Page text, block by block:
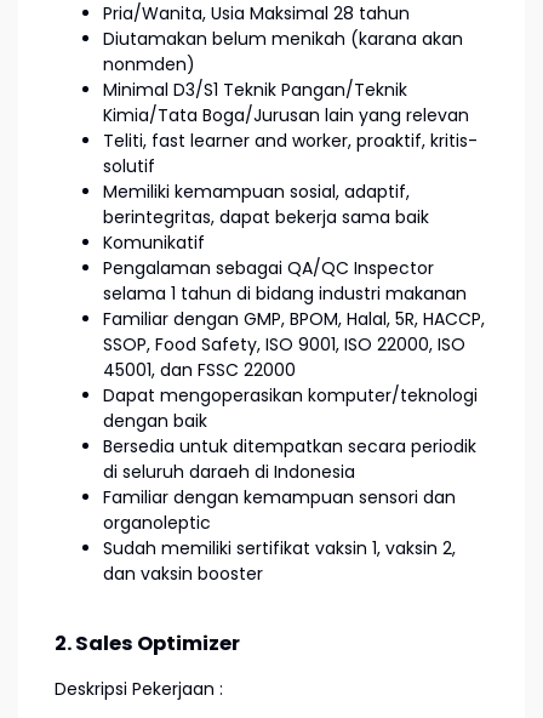
Pria/Wanita, Usia Maksimal 28 tahun
Diutamakan belum menikah (karana akan
nonmden)
Minimal D3/S1 Teknik Pangan/Teknik
Kimia/Tata Boga/Jurusan lain yang relevan
Teliti, fast learner and worker, proaktif, kritis-
solutif
Memiliki kemampuan sosial, adaptif,
berintegritas, dapat bekerja sama baik
Komunikatif
Pengalaman sebagai QA/QC Inspector
selama 1 tahun di bidang industri makanan
Familiar dengan GMP, BPOM, Halal, 5R, HACCP,
SSOP, Food Safety, ISO 9001, ISO 22000, ISO
45001, dan FSSC 22000
Dapat mengoperasikan komputer/teknologi
dengan baik
Bersedia untuk ditempatkan secara periodik
di seluruh daraeh di Indonesia
Familiar dengan kemampuan sensori dan
organoleptic
Sudah memiliki sertifikat vaksin 1, vaksin 2,
dan vaksin booster
2. Sales Optimizer
Deskripsi Pekerjaan :